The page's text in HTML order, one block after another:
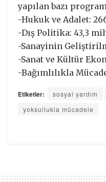
yapılan bazı
-Hukuk ve Adalet:
-Dış Politika: 43,3
-Sanayinin
-Sanat ve Kültür
-Bağımlılıkla
Etiketler: sosyal yardım
yoksullukla mücadele